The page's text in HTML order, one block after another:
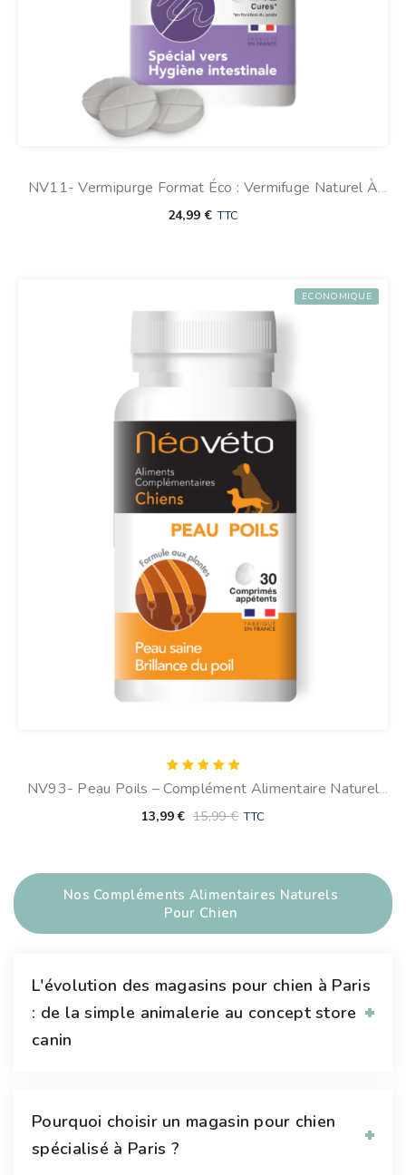
NV11- Vermipurge Format Éco : Vermifuge Naturel À
Base D’ail Pour Chien
24,99€ TTC
ECONOMIQUE
Note
5.00
NV93- Peau Poils – Complément Alimentaire Naturel
Pour Les Poils Du Chien
13,99€ 15,99€ TTC
Nos Compléments Alimentaires Naturels
Pour Chien
L'évolution des magasins pour chien à Paris
: de la simple animalerie au concept store
canin
Pourquoi choisir un magasin pour chien
spécialisé à Paris ?